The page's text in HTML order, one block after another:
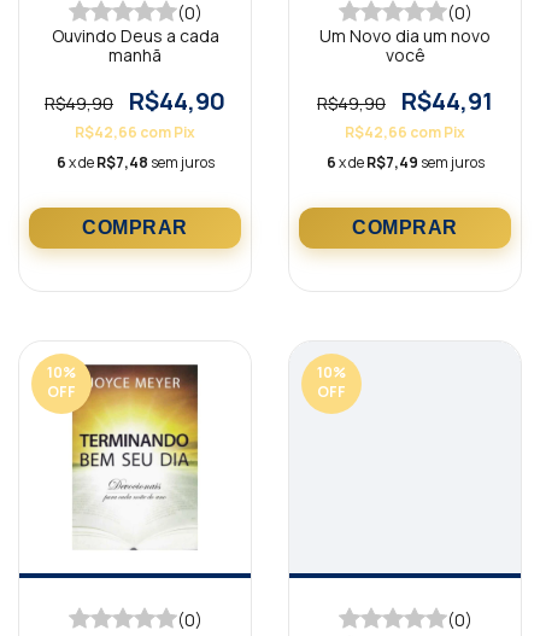
(0)
Ouvindo Deus a cada
manhã
R$49,90 R$44,90
R$42,66 comPix
6x deR$7,48 sem juros
(0)
Um Novo dia um novo
você
R$49,90 R$44,91
R$42,66 comPix
6x deR$7,49 sem juros
10%
OFF
(0)
10%
OFF
(0)